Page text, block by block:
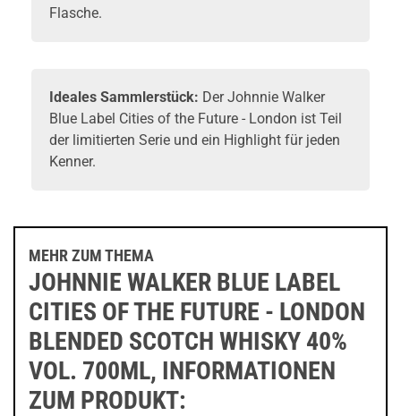
Flasche.
Ideales Sammlerstück: Der Johnnie Walker
Blue Label Cities of the Future - London ist Teil
der limitierten Serie und ein Highlight für jeden
Kenner.
MEHR ZUM THEMA
JOHNNIE WALKER BLUE LABEL
CITIES OF THE FUTURE - LONDON
BLENDED SCOTCH WHISKY 40%
VOL. 700ML, INFORMATIONEN
ZUM PRODUKT: